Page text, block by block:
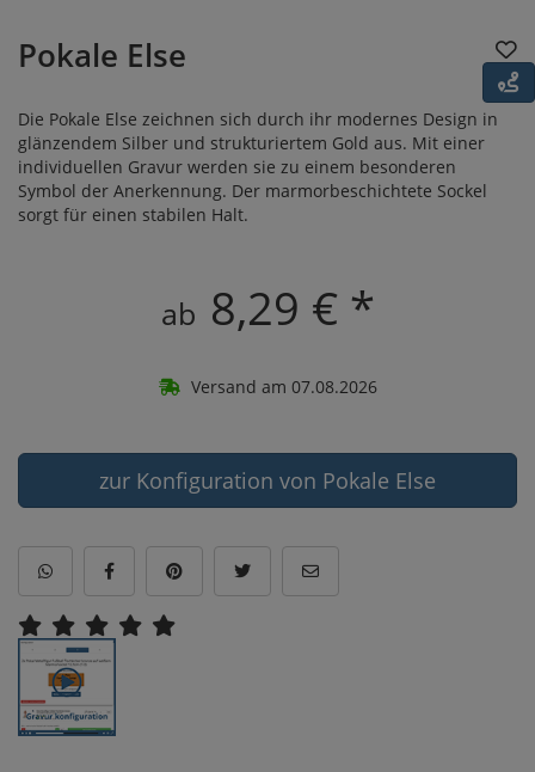
Pokale Else
Die Pokale Else zeichnen sich durch ihr modernes Design in
glänzendem Silber und strukturiertem Gold aus. Mit einer
individuellen Gravur werden sie zu einem besonderen
Symbol der Anerkennung. Der marmorbeschichtete Sockel
sorgt für einen stabilen Halt.
ab 8,29 € *
Versand am 07.08.2026
zur Konfiguration von Pokale Else